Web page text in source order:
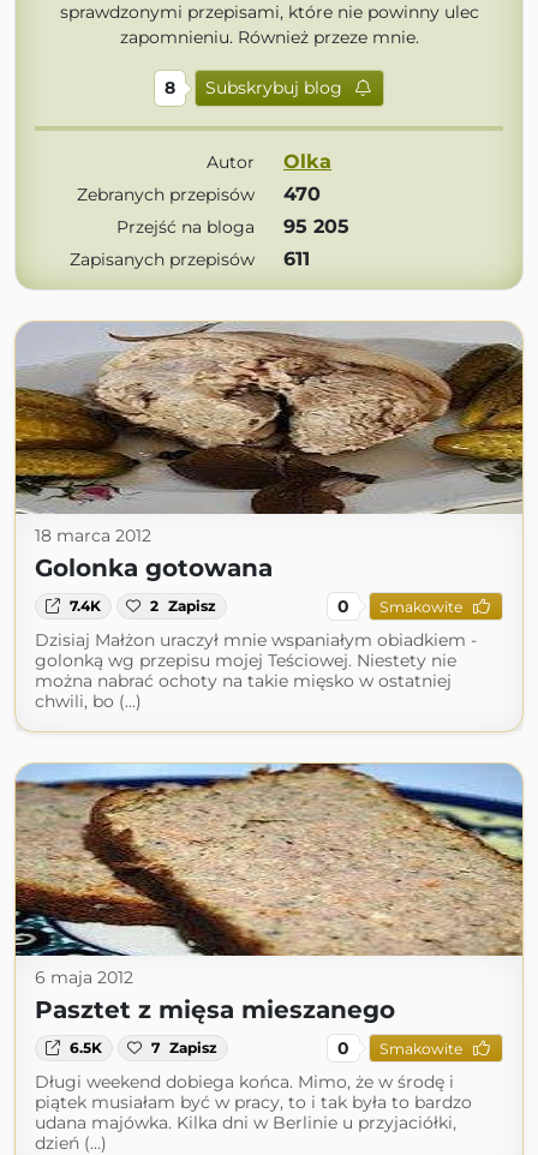
sprawdzonymi przepisami, które nie powinny ulec
zapomnieniu. Również przeze mnie.
8 Subskrybuj blog
Autor Olka
Zebranych przepisów 470
Przejść na bloga 95 205
Zapisanych przepisów 611
18 marca 2012
Golonka gotowana
7.4K 2 Zapisz 0 Smakowite
Dzisiaj Małżon uraczył mnie wspaniałym obiadkiem -
golonką wg przepisu mojej Teściowej. Niestety nie
można nabrać ochoty na takie mięsko w ostatniej
chwili, bo (...)
6 maja 2012
Pasztet z mięsa mieszanego
6.5K 7 Zapisz 0 Smakowite
Długi weekend dobiega końca. Mimo, że w środę i
piątek musiałam być w pracy, to i tak była to bardzo
udana majówka. Kilka dni w Berlinie u przyjaciółki,
dzień (...)